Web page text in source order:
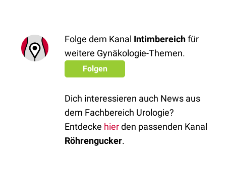
Folge dem Kanal Intimbereichfür
weitere Gynäkologie-Themen.
Folgen
Dich interessieren auch News aus
dem Fachbereich Urologie?
Entdecke hierden passenden Kanal
Röhrengucker.